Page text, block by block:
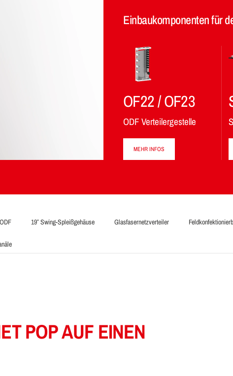
Einbaukomponenten für
OF22 / OF23
ODF Verteilergestelle
MEHR INFOS
19″ Swing-Spleißgehäuse Glasfasernetzverteiler
POP AUF EINEN